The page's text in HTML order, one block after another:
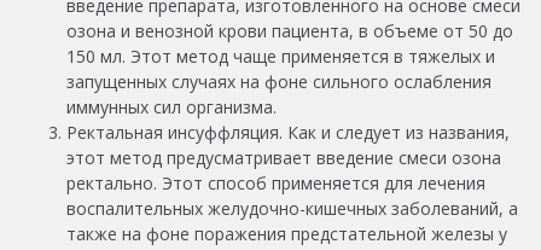
введение препарата, изготовленного на основе смеси
озона и венозной крови пациента, в объеме от 50 до
150 мл. Этот метод чаще применяется в тяжелых и
запущенных случаях на фоне сильного ослабления
иммунных сил организма.
Ректальная инсуффляция. Как и следует из названия,
этот метод предусматривает введение смеси озона
ректально. Этот способ применяется для лечения
воспалительных желудочно-кишечных заболеваний, а
также на фоне поражения предстательной железы у